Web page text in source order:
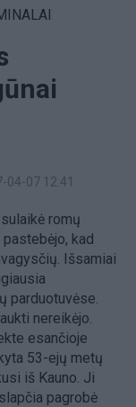
04-07 12:41
romų
kad
Išsamiai
parduotuvėse.
nereikėjo.
esančioje
53-ejų metų
iš Kauno. Ji
pagrobė